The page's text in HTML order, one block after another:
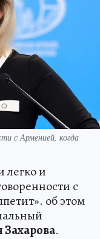
с Арменией, когда
и
с
об этом
.